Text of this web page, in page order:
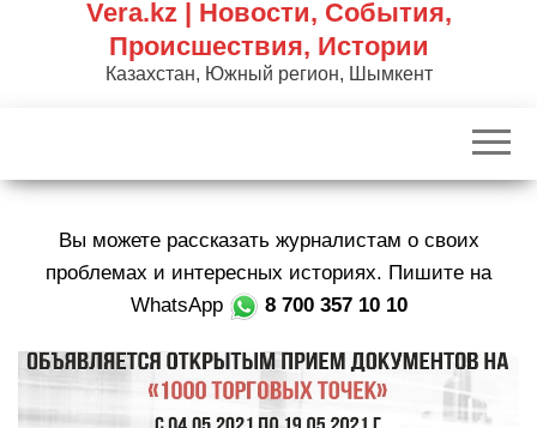
к
р
в
Vera.kz | Новости, События,
Происшествия, Истории
Казахстан, Южный регион, Шымкент
Вы можете рассказать журналистам о своих
проблемах и интересных историях. Пишите на
WhatsApp
8 700 357 10 10